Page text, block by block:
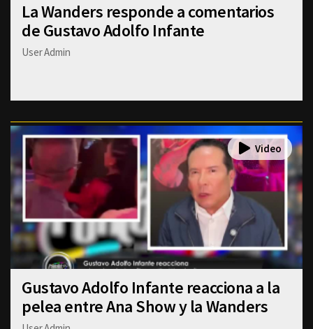
La Wanders responde a comentarios
de Gustavo Adolfo Infante
User Admin
Gustavo Adolfo Infante reacciona a la
pelea entre Ana Show y la Wanders